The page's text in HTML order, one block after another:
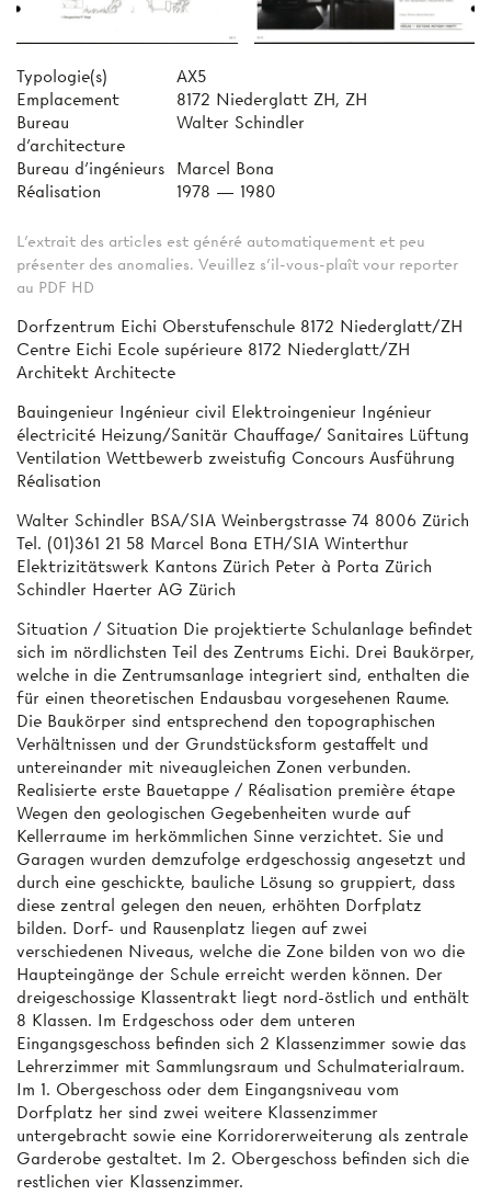
Typologie(s)
AX5
Emplacement
8172 Niederglatt ZH, ZH
Bureau
d'architecture
Walter Schindler
Bureau d'ingénieurs
Marcel Bona
Réalisation
1978 — 1980
L'extrait des articles est généré automatiquement et peu
présenter des anomalies. Veuillez s'il-vous-plaît vour reporter
au PDF HD
Dorfzentrum Eichi Oberstufenschule 8172 Niederglatt/ZH
Centre Eichi Ecole supérieure 8172 Niederglatt/ZH
Architekt Architecte
Bauingenieur Ingénieur civil Elektroingenieur Ingénieur
électricité Heizung/Sanitär Chauffage/ Sanitaires Lüftung
Ventilation Wettbewerb zweistufig Concours Ausführung
Réalisation
Walter Schindler BSA/SIA Weinbergstrasse 74 8006 Zürich
Tel. (01)361 21 58 Marcel Bona ETH/SIA Winterthur
Elektrizitätswerk Kantons Zürich Peter à Porta Zürich
Schindler Haerter AG Zürich
Situation / Situation Die projektierte Schulanlage befindet
sich im nördlichsten Teil des Zentrums Eichi. Drei Baukörper,
welche in die Zentrumsanlage integriert sind, enthalten die
für einen theoretischen Endausbau vorgesehenen Raume.
Die Baukörper sind entsprechend den topographischen
Verhältnissen und der Grundstücksform gestaffelt und
untereinander mit niveaugleichen Zonen verbunden.
Realisierte erste Bauetappe / Réalisation première étape
Wegen den geologischen Gegebenheiten wurde auf
Kellerraume im herkömmlichen Sinne verzichtet. Sie und
Garagen wurden demzufolge erdgeschossig angesetzt und
durch eine geschickte, bauliche Lösung so gruppiert, dass
diese zentral gelegen den neuen, erhöhten Dorfplatz
bilden. Dorf- und Rausenplatz liegen auf zwei
verschiedenen Niveaus, welche die Zone bilden von wo die
Haupteingänge der Schule erreicht werden können. Der
dreigeschossige Klassentrakt liegt nord-östlich und enthält
8 Klassen. Im Erdgeschoss oder dem unteren
Eingangsgeschoss befinden sich 2 Klassenzimmer sowie das
Lehrerzimmer mit Sammlungsraum und Schulmaterialraum.
Im 1. Obergeschoss oder dem Eingangsniveau vom
Dorfplatz her sind zwei weitere Klassenzimmer
untergebracht sowie eine Korridorerweiterung als zentrale
Garderobe gestaltet. Im 2. Obergeschoss befinden sich die
restlichen vier Klassenzimmer.